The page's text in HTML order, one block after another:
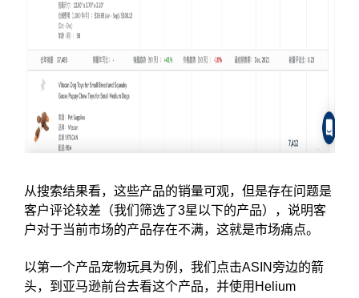
从搜索结果看，这些产品的销量可观，但是存在问题是
客户评论较差（我们筛选了3星以下的产品），说明客
户对于当前市场的产品存在不满，这就是市场痛点。
以第一个产品宠物玩具为例，我们点击ASIN旁边的箭
头，到亚马逊前台去看这个产品，并使用Helium